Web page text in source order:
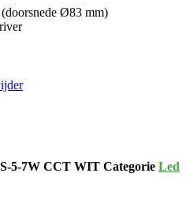
Ø83 mm)
5-7W CCT WIT Categorie Led